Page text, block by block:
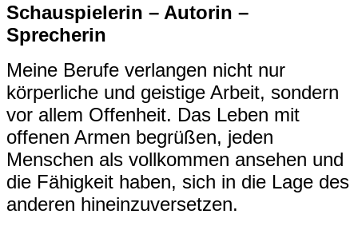
Schauspielerin – Autorin –
Sprecherin
Meine Berufe verlangen nicht nur
körperliche und geistige Arbeit, sondern
vor allem Offenheit. Das Leben mit
offenen Armen begrüßen, jeden
Menschen als vollkommen ansehen und
die Fähigkeit haben, sich in die Lage des
anderen hineinzuversetzen.